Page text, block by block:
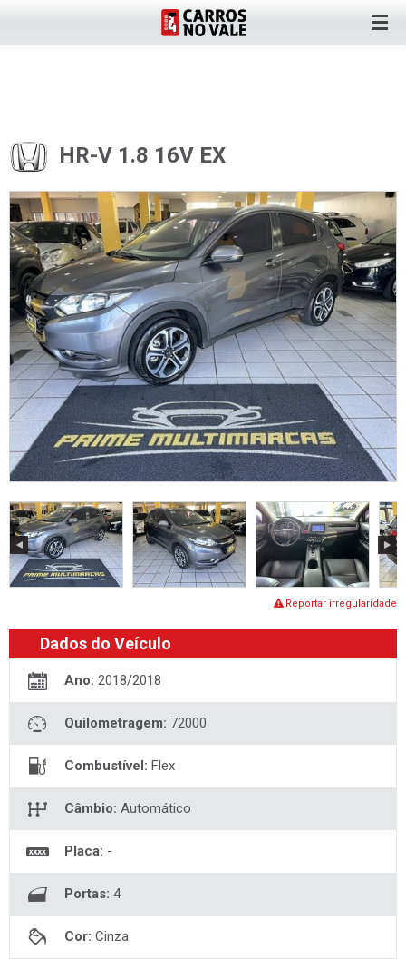
HR-V 1.8 16V EX
Reportar irregularidade
Dados do Veículo
Ano: 2018/2018
Quilometragem: 72000
Combustível: Flex
Câmbio: Automático
Placa: -
Portas: 4
Cor: Cinza